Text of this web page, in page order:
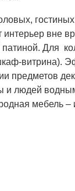
вне
Для
витрина).
предметов
людей
мебель